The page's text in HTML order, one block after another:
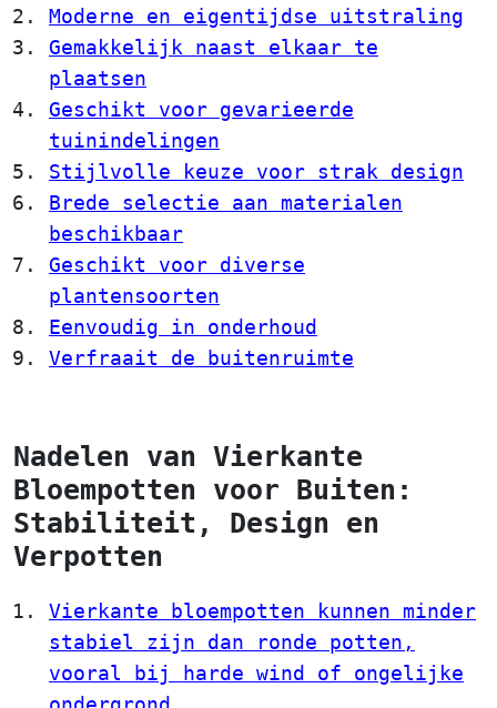
Moderne en eigentijdse uitstraling
Gemakkelijk naast elkaar te
plaatsen
Geschikt voor gevarieerde
tuinindelingen
Stijlvolle keuze voor strak design
Brede selectie aan materialen
beschikbaar
Geschikt voor diverse
plantensoorten
Eenvoudig in onderhoud
Verfraait de buitenruimte
Nadelen van Vierkante
Bloempotten voor Buiten:
Stabiliteit, Design en
Verpotten
Vierkante bloempotten kunnen minder
stabiel zijn dan ronde potten,
vooral bij harde wind of ongelijke